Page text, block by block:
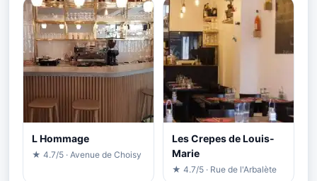
L Hommage
★ 4.7/5 · Avenue de Choisy
Les Crepes de Louis-
Marie
★ 4.7/5 · Rue de l'Arbalète